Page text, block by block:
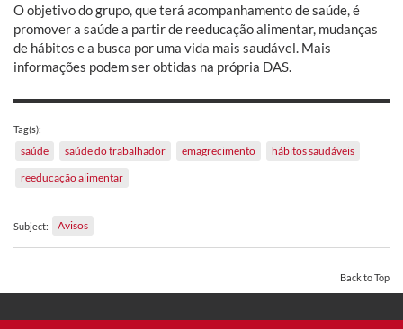
O objetivo do grupo, que terá acompanhamento de saúde, é
promover a saúde a partir de reeducação alimentar, mudanças
de hábitos e a busca por uma vida mais saudável. Mais
informações podem ser obtidas na própria DAS.
Tag(s):
saúde saúde do trabalhador emagrecimento
hábitos saudáveis
reeducação alimentar
Subject: Avisos
Back to Top